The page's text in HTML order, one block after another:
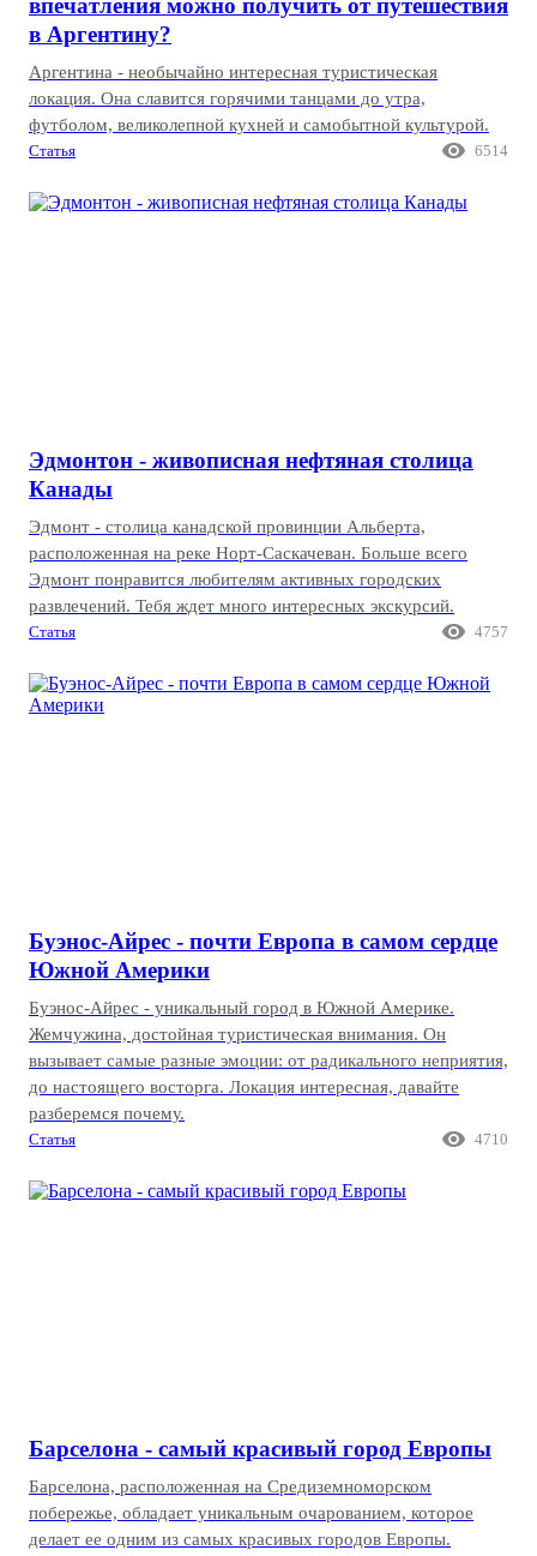
впечатления можно получить от путешествия
в Аргентину?
Аргентина - необычайно интересная туристическая
локация. Она славится горячими танцами до утра,
футболом, великолепной кухней и самобытной культурой.
Статья  6514
Эдмонтон - живописная нефтяная столица
Канады
Эдмонт - столица канадской провинции Альберта,
расположенная на реке Норт-Саскачеван. Больше всего
Эдмонт понравится любителям активных городских
развлечений. Тебя ждет много интересных экскурсий.
Статья  4757
Буэнос-Айрес - почти Европа в самом сердце
Южной Америки
Буэнос-Айрес - уникальный город в Южной Америке.
Жемчужина, достойная туристическая внимания. Он
вызывает самые разные эмоции: от радикального неприятия,
до настоящего восторга. Локация интересная, давайте
разберемся почему.
Статья  4710
Барселона - самый красивый город Европы
Барселона, расположенная на Средиземноморском
побережье, обладает уникальным очарованием, которое
делает ее одним из самых красивых городов Европы.